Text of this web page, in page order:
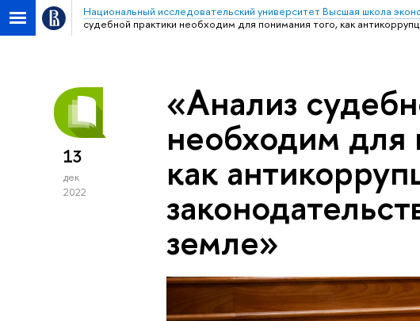
Национальный исследовательский университет Высшая школа
судебной практики необходим для понимания того, как
13
дек
2022
«Анализ
необходим для
как
земле»